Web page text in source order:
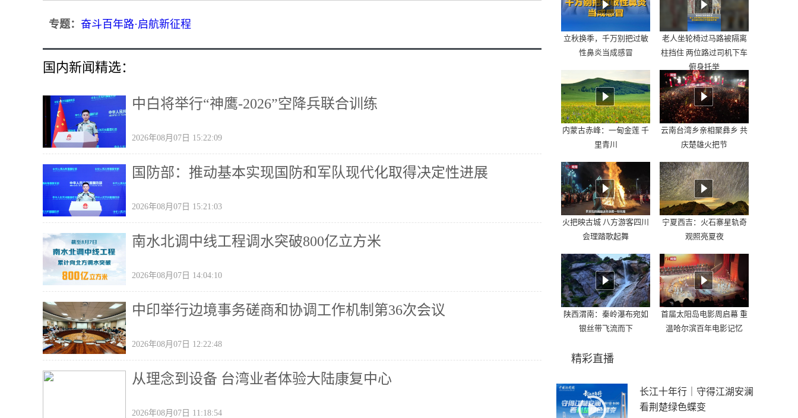
专题： 奋斗百年路·启航新征程
国内新闻精选：
中白将举行“神鹰-2026”空降兵联合训练
2026年08月07日 15:22:09
国防部：推动基本实现国防和军队现代化取得决定性进展
2026年08月07日 15:21:03
南水北调中线工程调水突破800亿立方米
2026年08月07日 14:04:10
中印举行边境事务磋商和协调工作机制第36次会议
2026年08月07日 12:22:48
从理念到设备 台湾业者体验大陆康复中心
2026年08月07日 11:18:54
立秋换季，千万别把过敏
性鼻炎当成感冒
老人坐轮椅过马路被隔离
柱挡住 两位路过司机下车
俯身托举
内蒙古赤峰：一甸金莲 千
里青川
云南台湾乡亲相聚彝乡 共
庆楚雄火把节
火把映古城 八方游客四川
会理踏歌起舞
宁夏西吉：火石寨星轨奇
观照亮夏夜
陕西渭南：秦岭瀑布宛如
银丝带飞流而下
首届太阳岛电影周启幕 重
温哈尔滨百年电影记忆
精彩直播
长江十年行｜守得江湖安澜
看荆楚绿色蝶变